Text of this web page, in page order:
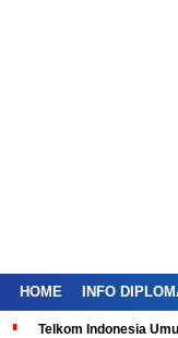
HOME INFO
Telkom Indonesia